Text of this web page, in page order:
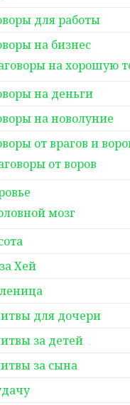
для работы
на бизнес
на хорошую
на деньги
на новолуние
от врагов и
от воров
мозг
Хей
для дочери
за детей
за сына